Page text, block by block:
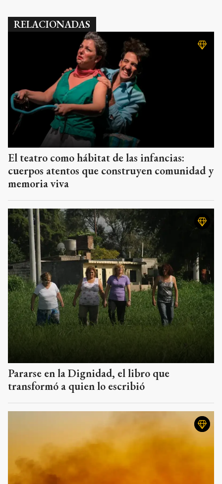
RELACIONADAS
El teatro como hábitat de las infancias:
cuerpos atentos que construyen comunidad y
memoria viva
Pararse en la Dignidad, el libro que
transformó a quien lo escribió